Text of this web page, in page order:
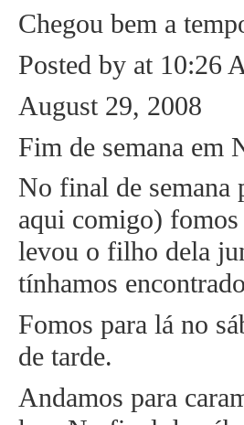
Chegou bem a
Posted by at 10:26
August 29, 2008
Fim de semana em
No final de semana
aqui comigo)
levou o filho dela
tínhamos
Fomos para lá no
de tarde.
Andamos para